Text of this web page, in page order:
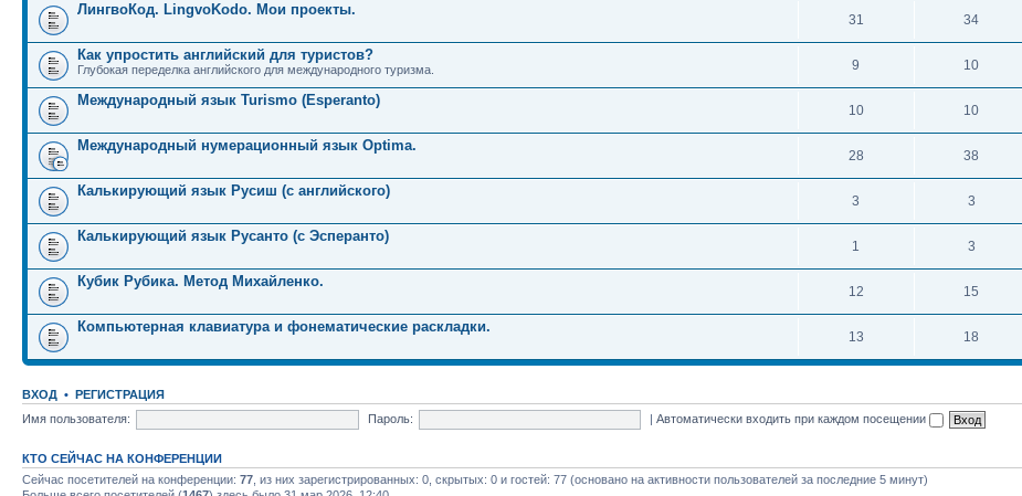
ЛингвоКод. LingvoKodo. Мои проекты.
31 34
Как упростить английский для туристов?
Глубокая переделка английского для международного туризма. 9 10
Международный язык Turismo (Esperanto)
10 10
Международный нумерационный язык Optima.
28 38
Калькирующий язык Русиш (с английского)
3 3
Калькирующий язык Русанто (с Эсперанто)
1 3
Кубик Рубика. Метод Михайленко.
12 15
Компьютерная клавиатура и фонематические раскладки.
13 18
ВХОД • РЕГИСТРАЦИЯ
Имя пользователя:
Пароль: |Автоматически входить при каждом посещении
КТО СЕЙЧАС НА КОНФЕРЕНЦИИ
Сейчас посетителей на конференции: 77 , из них зарегистрированных: 0, скрытых: 0 и гостей: 77 (основано на активности пользователей за последние 5 минут)